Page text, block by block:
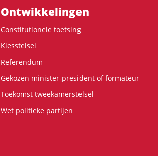
Ontwikke­lingen
Constitutionele toetsing
Kiesstelsel
Referendum
Gekozen minister-president of formateur
Toekomst tweekamerstelsel
Wet politieke partijen